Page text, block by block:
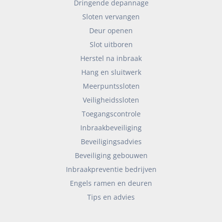
Dringende depannage
Sloten vervangen
Deur openen
Slot uitboren
Herstel na inbraak
Hang en sluitwerk
Meerpuntssloten
Veiligheidssloten
Toegangscontrole
Inbraakbeveiliging
Beveiligingsadvies
Beveiliging gebouwen
Inbraakpreventie bedrijven
Engels ramen en deuren
Tips en advies